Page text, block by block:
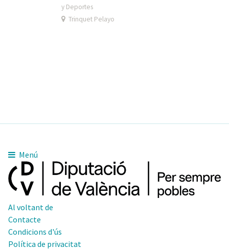
y Deportes
Trinquet Pelayo
Menú
Al voltant de
Contacte
Condicions d'ús
Política de privacitat